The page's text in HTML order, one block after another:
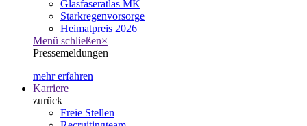
Glasfaseratlas MK
Starkregenvorsorge
Heimatpreis 2026
Menü schließen×
Pressemeldungen
mehr erfahren
Karriere
zurück
Freie Stellen